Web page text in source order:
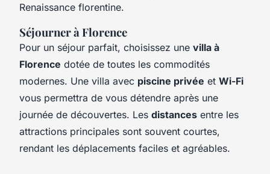
Renaissance florentine.
Séjourner à Florence
Pour un séjour parfait, choisissez une villa à
Florence dotée de toutes les commodités
modernes. Une villa avec piscine privée et Wi-Fi
vous permettra de vous détendre après une
journée de découvertes. Les distances entre les
attractions principales sont souvent courtes,
rendant les déplacements faciles et agréables.